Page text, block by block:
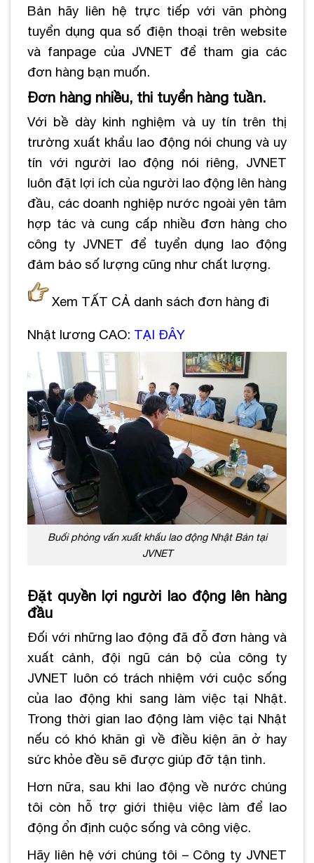
Bản hãy liên hệ trực tiếp với văn phòng
tuyển dụng qua số điện thoại trên website
và fanpage của JVNET để tham gia các
đơn hàng bạn muốn.
Đơn hàng nhiều, thi tuyển hàng tuần.
Với bề dày kinh nghiệm và uy tín trên thị
trường xuất khẩu lao động nói chung và uy
tín với người lao động nói riêng, JVNET
luôn đặt lợi ích của người lao động lên hàng
đầu, các doanh nghiệp nước ngoài yên tâm
hợp tác và cung cấp nhiều đơn hàng cho
công ty JVNET để tuyển dụng lao động
đảm bảo số lượng cũng như chất lượng.
Xem TẤT CẢ danh sách đơn hàng đi
Nhật lương CAO: TẠI ĐÂY
Buổi phỏng vấn xuất khẩu lao động Nhật Bản tại
JVNET
Đặt quyền lợi người lao động lên hàng
đầu
Đối với những lao động đã đỗ đơn hàng và
xuất cảnh, đội ngũ cán bộ của công ty
JVNET luôn có trách nhiệm với cuộc sống
của lao động khi sang làm việc tại Nhật.
Trong thời gian lao động làm việc tại Nhật
nếu có khó khăn gì về điều kiện ăn ở hay
sức khỏe đều sẽ được giúp đỡ tận tình.
Hơn nữa, sau khi lao động về nước chúng
tôi còn hỗ trợ giới thiệu việc làm để lao
động ổn định cuộc sống và công việc.
Hãy liên hệ với chúng tôi – Công ty JVNET